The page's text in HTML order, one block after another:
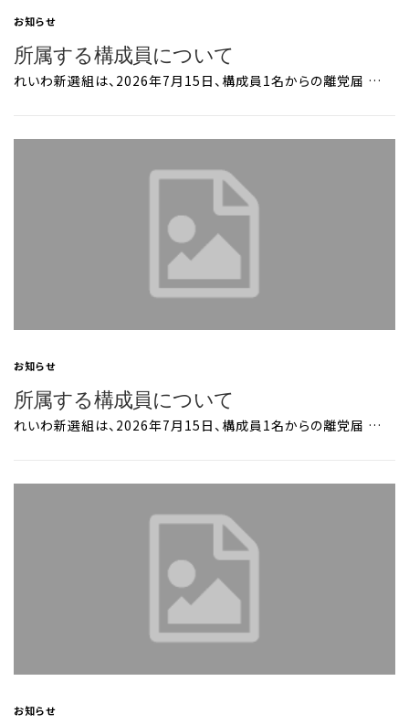
お知らせ
所属する構成員について
れいわ新選組は、2026年7月15日、構成員1名からの離党届 …
お知らせ
所属する構成員について
れいわ新選組は、2026年7月15日、構成員1名からの離党届 …
お知らせ